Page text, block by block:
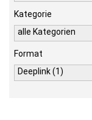
Kategorie
alle Kategorien
Format
Deeplink (1)